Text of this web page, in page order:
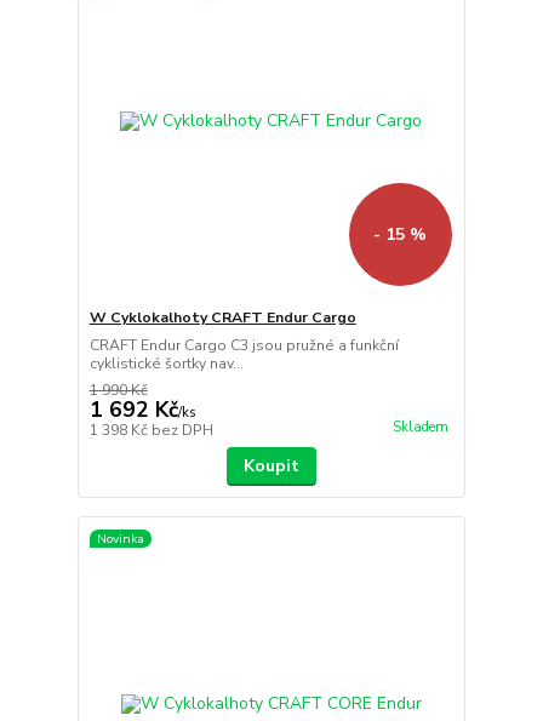
- 15 %
W Cyklokalhoty CRAFT Endur Cargo
CRAFT Endur Cargo C3 jsou pružné a funkční
cyklistické šortky nav...
1 990 Kč
1 692 Kč/ks
1 398 Kč bez DPH Skladem
Koupit
Novinka